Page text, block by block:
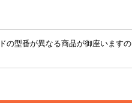
の型番が異なる商品が御座いますの